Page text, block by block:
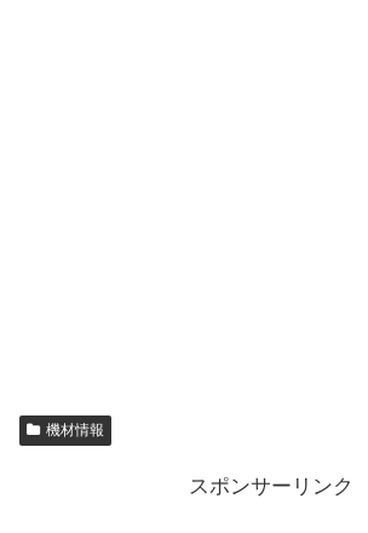
機材情報
スポンサーリンク